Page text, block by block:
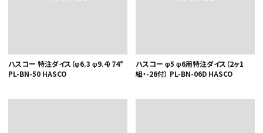
ハスコー 特注ダイス（φ6.3 φ9.4）74°
PL-BN-50 HASCO
ハスコー φ5 φ6用特注ダイス（2ヶ1
組・-26付） PL-BN-06D HASCO